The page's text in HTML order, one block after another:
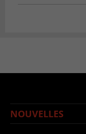
NOUVELLES